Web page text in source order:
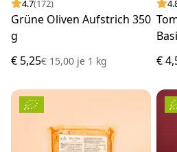
4.7(172)
Grüne Oliven Aufstrich 350
g
€ 5,25€ 15,00 je 1 kg
€